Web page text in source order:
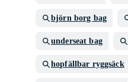
björn borg bag
underseat bag
hopfällbar ryggsäck